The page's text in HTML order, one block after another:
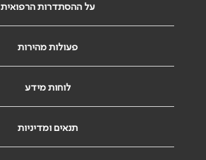
על ההסתדרות הרפואית
פעולות מהירות
לוחות מידע
תנאים ומדיניות